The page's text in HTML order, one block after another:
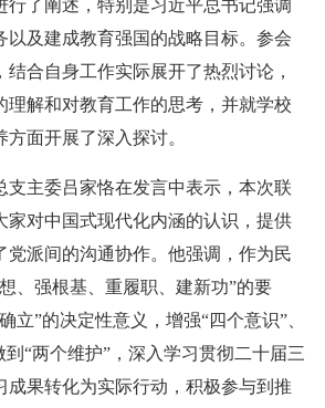
行了阐述，特别是习近平总书记强调
以及建成教育强国的战略目标。参会
结合自身工作实际展开了热烈讨论，
理解和对教育工作的思考，并就学校
面开展了深入探讨。
支主委吕家恪在发言中表示，本次联
家对中国式现代化内涵的认识，提供
党派间的沟通协作。他强调，作为民
、强根基、重履职、建新功”的要
立”的决定性意义，增强“四个意识”、
到“两个维护”，深入学习贯彻二十届三
成果转化为实际行动，积极参与到推